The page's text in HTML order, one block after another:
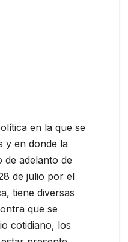
en la que se
y en donde la
adelanto de
de julio por el
tiene diversas
que se
cotidiano, los